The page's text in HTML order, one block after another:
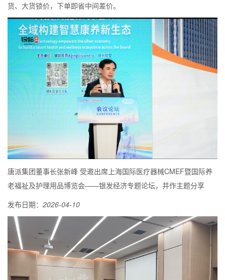
货、大货锁价，下单即省中间差价。
唐派集团董事长张新峰 受邀出席上海国际医疗器械CMEF暨国际养
老福祉及护理用品博览会——银发经济专题论坛，并作主题分享
发布日期： 2026-04-10